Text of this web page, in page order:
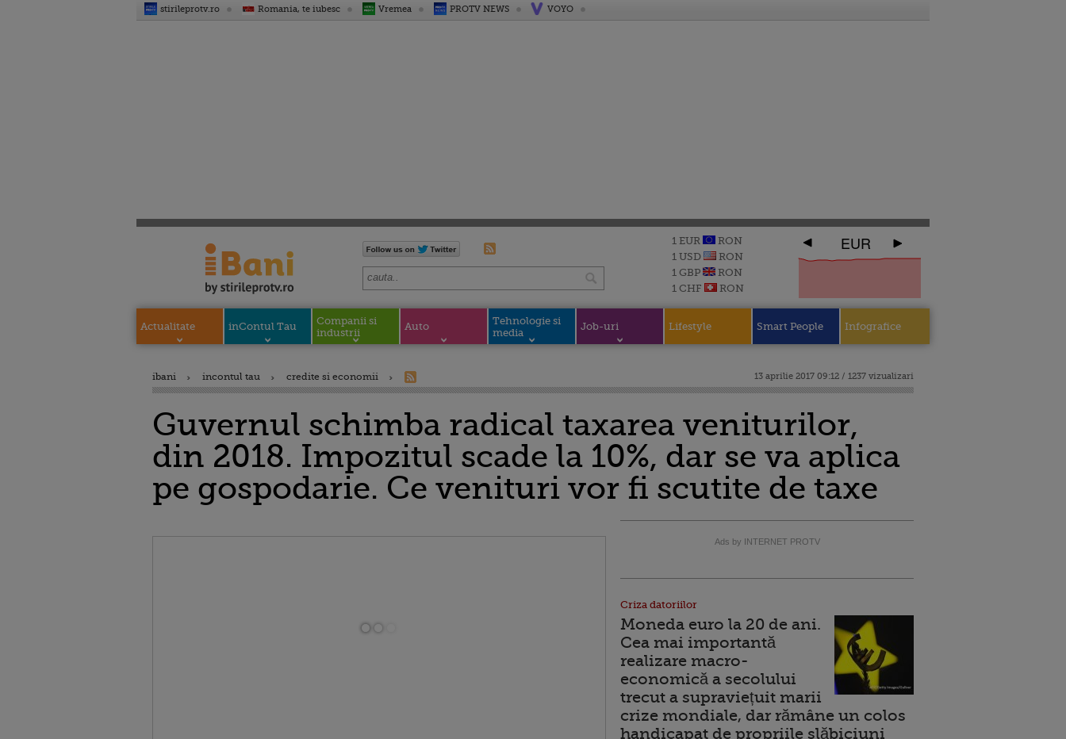
stirileprotv.ro Romania, te iubesc Vremea PROTV NEWS VOYO
1 EUR
RON
1 USD
RON
1 GBP
RON
1 CHF
RON
EUR
Actualitate inContul Tau
Companii si
industrii
Auto
Tehnologie si
media
Job-uri Lifestyle Smart People Infografice
ibani incontul tau credite si economii 13 aprilie 2017 09:12 / 1237 vizualizari
Guvernul schimba radical taxarea veniturilor,
din 2018. Impozitul scade la 10%, dar se va aplica
pe gospodarie. Ce venituri vor fi scutite de taxe
Ads by INTERNET PROTV
Criza datoriilor
Moneda euro la 20 de ani.
Cea mai importantă
realizare macro-
economică a secolului
trecut a supraviețuit marii
crize mondiale, dar rămâne un colos
handicapat de propriile slăbiciuni